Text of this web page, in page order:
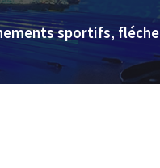
sportifs,